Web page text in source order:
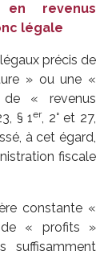
revenus
légale
précis de
» ou une «
de « revenus
§ 1er, 2° et 27,
à cet égard,
fiscale
constante «
de « profits »
suffisamment